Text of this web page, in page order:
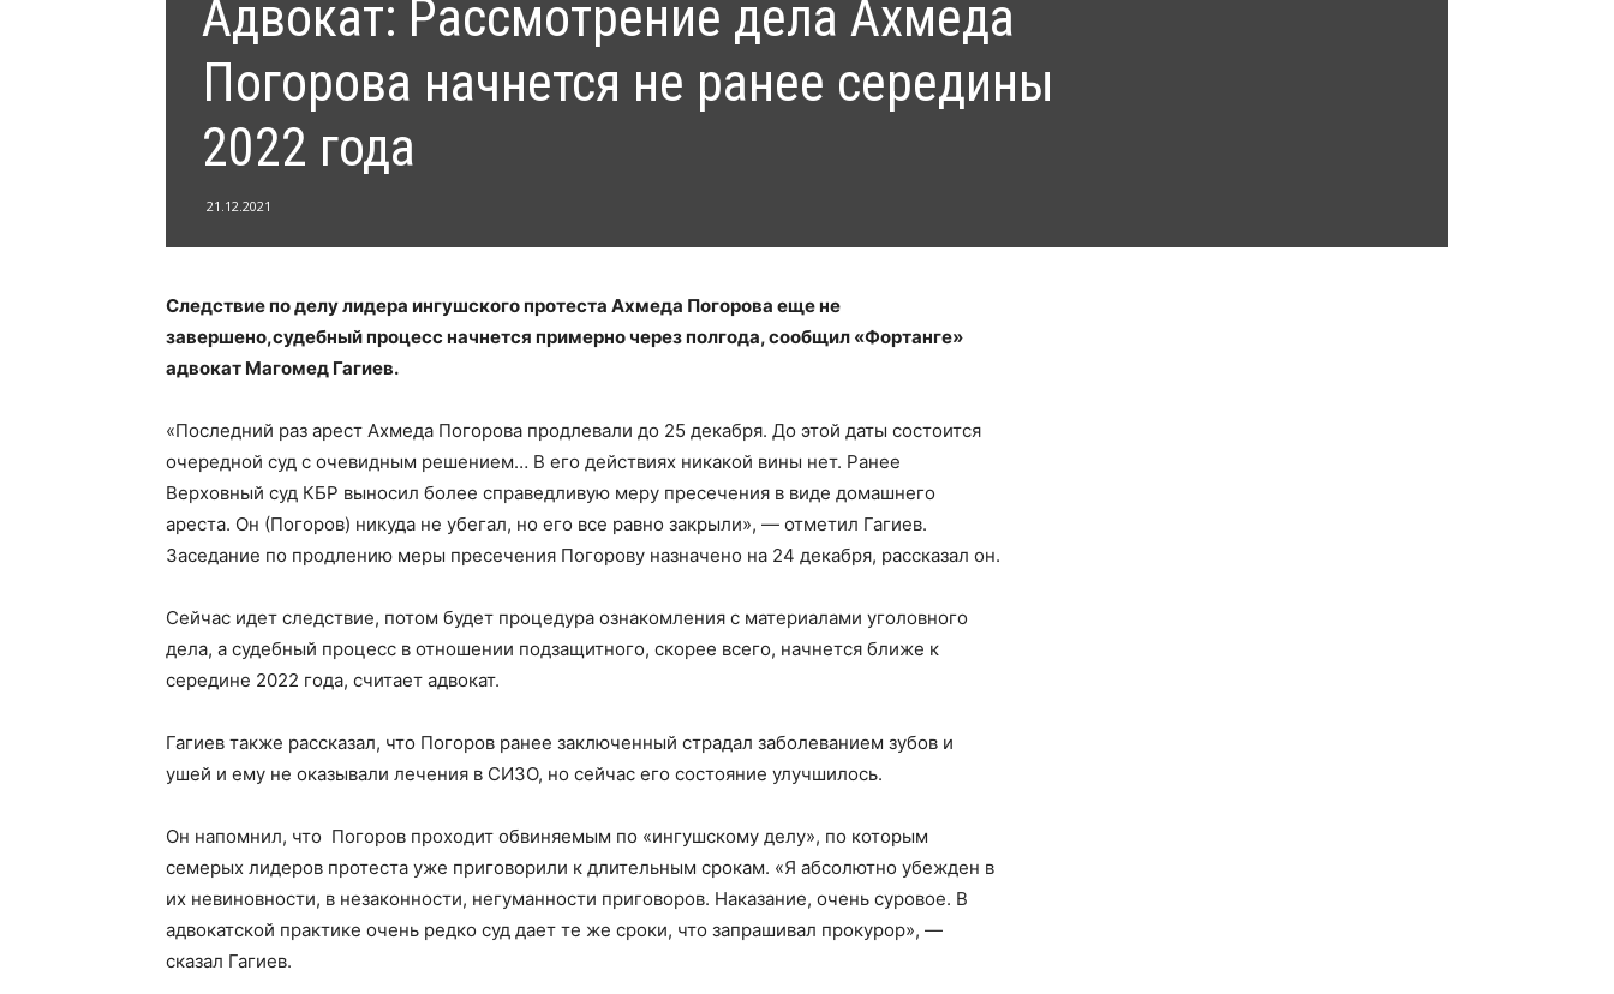
Адвокат: Рассмотрение дела Ахмеда
Погорова начнется не ранее середины
2022 года
21.12.2021
Следствие по делу лидера ингушского протеста Ахмеда Погорова еще не
завершено,судебный процесс начнется примерно через полгода, сообщил «Фортанге»
адвокат Магомед Гагиев.
«Последний раз арест Ахмеда Погорова продлевали до 25 декабря. До этой даты состоится
очередной суд с очевидным решением… В его действиях никакой вины нет. Ранее
Верховный суд КБР выносил более справедливую меру пресечения в виде домашнего
ареста. Он (Погоров) никуда не убегал, но его все равно закрыли», — отметил Гагиев.
Заседание по продлению меры пресечения Погорову назначено на 24 декабря, рассказал он.
Сейчас идет следствие, потом будет процедура ознакомления с материалами уголовного
дела, а судебный процесс в отношении подзащитного, скорее всего, начнется ближе к
середине 2022 года, считает адвокат.
Гагиев также рассказал, что Погоров ранее заключенный страдал заболеванием зубов и
ушей и ему не оказывали лечения в СИЗО, но сейчас его состояние улучшилось.
Он напомнил, что Погоров проходит обвиняемым по «ингушскому делу», по которым
семерых лидеров протеста уже приговорили к длительным срокам. «Я абсолютно убежден в
их невиновности, в незаконности, негуманности приговоров. Наказание, очень суровое. В
адвокатской практике очень редко суд дает те же сроки, что запрашивал прокурор», —
сказал Гагиев.